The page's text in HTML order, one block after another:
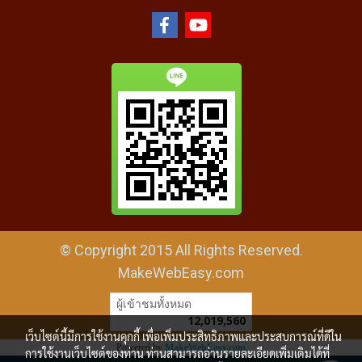
© Copyright 2015 All Rights Reserved.
MakeWebEasy.com
ผู้เข้าชมทั้งหมด
12,019,560
Powered by MakeWebEasy.com
เว็บไซต์นี้มีการใช้งานคุกกี้ เพื่อเพิ่มประสิทธิภาพและประสบการณ์ที่ดีใน
การใช้งานเว็บไซต์ของท่าน ท่านสามารถอ่านรายละเอียดเพิ่มเติมได้ที่